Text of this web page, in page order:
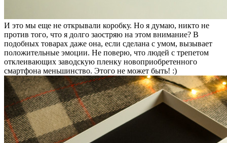
И это мы еще не открывали коробку. Но я думаю, никто не
против того, что я долго заостряю на этом внимание? В
подобных товарах даже она, если сделана с умом, вызывает
положительные эмоции. Не поверю, что людей с трепетом
отклеивающих заводскую пленку новоприобретенного
смартфона меньшинство. Этого не может быть! :)